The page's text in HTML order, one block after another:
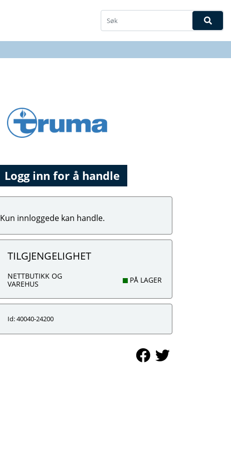
Logg inn for å handle
Kun innloggede kan handle.
TILGJENGELIGHET
NETTBUTIKK OG
VAREHUS
PÅ LAGER
Id: 40040-24200